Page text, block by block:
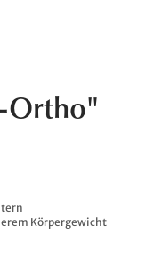
Ortho"
Körpergewicht